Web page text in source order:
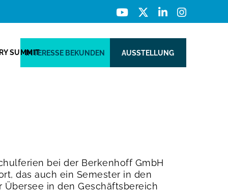
SUMMITINTERESSE BEKUNDEN AUSSTELLUNG
bei der Berkenhoff GmbH
das auch ein Semester in den
in den Geschäftsbereich